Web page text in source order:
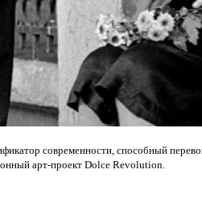
современности, способный
арт-проект Dolce Revolution.